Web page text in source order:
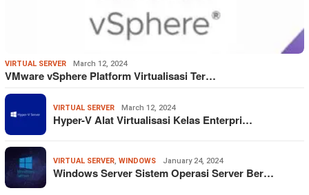
VIRTUAL SERVER March 12, 2024
VMware vSphere Platform Virtualisasi Ter…
VIRTUAL SERVER March 12, 2024
Hyper-V Alat Virtualisasi Kelas Enterpri…
VIRTUAL SERVER, WINDOWS January 24, 2024
Windows Server Sistem Operasi Server Ber…